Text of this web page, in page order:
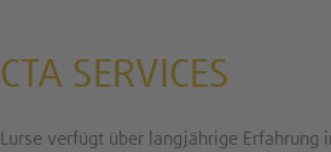
CTA SERVICES
Lurse verfügt über langjährige Erfahrung